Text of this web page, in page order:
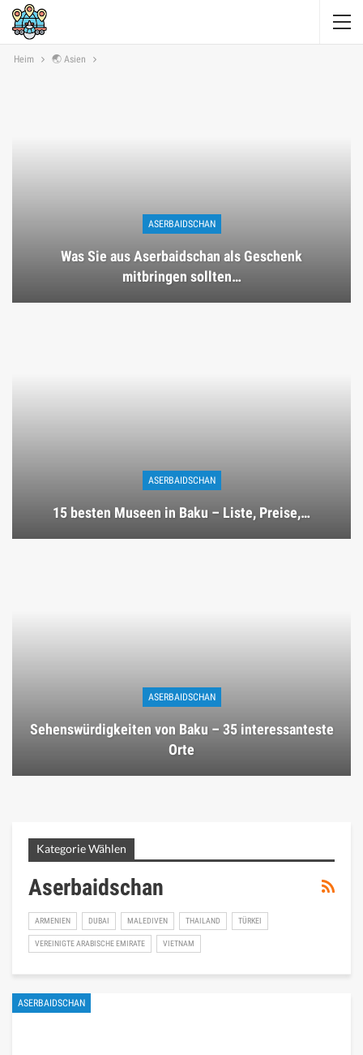
Heim 🌏 Asien
ASERBAIDSCHAN
Was Sie aus Aserbaidschan als Geschenk
mitbringen sollten…
ASERBAIDSCHAN
15 besten Museen in Baku – Liste, Preise,…
ASERBAIDSCHAN
Sehenswürdigkeiten von Baku – 35 interessanteste
Orte
Kategorie Wählen
Aserbaidschan
ARMENIEN DUBAI MALEDIVEN THAILAND TÜRKEI
VEREINIGTE ARABISCHE EMIRATE VIETNAM
ASERBAIDSCHAN